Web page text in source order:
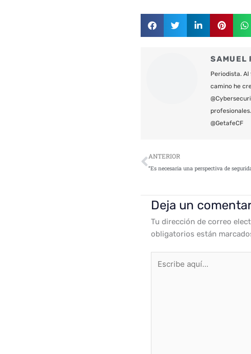
SAMUEL
Periodista. Al
camino he
@GetafeCF
Ant
ANTERIOR
Deja un
Tu dirección de correo
obligatorios están
aquí...